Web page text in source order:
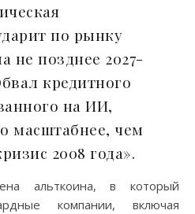
по рынку
не позднее 2027-
кредитного
на ИИ,
масштабнее, чем
2008 года».
альткоина, в который
компании, включая